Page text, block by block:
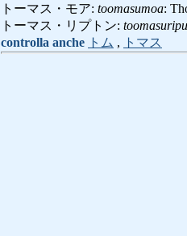
トーマス・モア: toomasumoa:
トーマス・リプトン:
controlla anche トム , トマス